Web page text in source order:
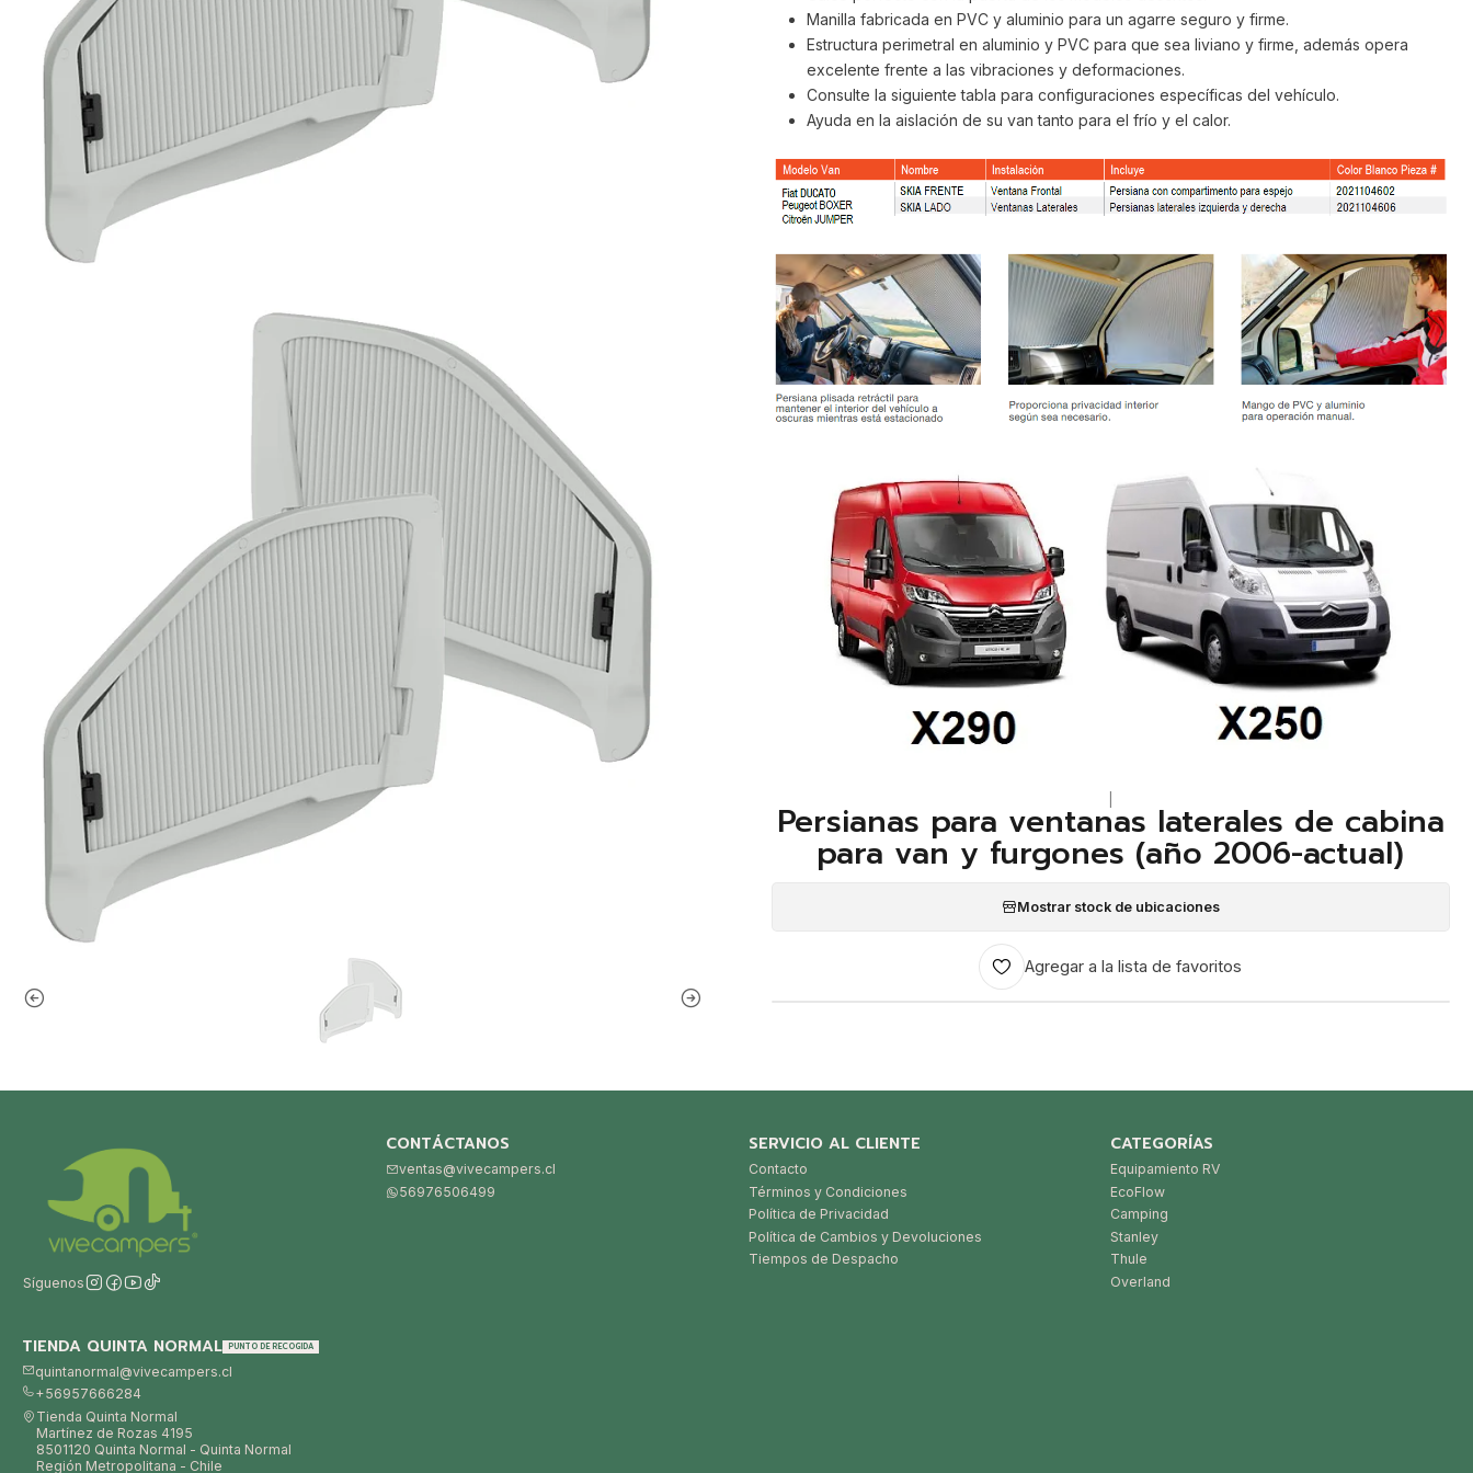
Manilla fabricada en PVC y aluminio para un agarre seguro y firme.
Estructura perimetral en aluminio y PVC para que sea liviano y firme, además opera
excelente frente a las vibraciones y deformaciones.
Consulte la siguiente tabla para configuraciones específicas del vehículo.
Ayuda en la aislación de su van tanto para el frío y el calor.
Persianas para ventanas laterales de cabina
para van y furgones (año 2006-actual)
Mostrar stock de ubicaciones
Agregar a la lista de favoritos
Síguenos
CONTÁCTANOS
ventas@vivecampers.cl
56976506499
SERVICIO AL CLIENTE
Contacto
Términos y Condiciones
Política de Privacidad
Política de Cambios y Devoluciones
Tiempos de Despacho
CATEGORÍAS
Equipamiento RV
EcoFlow
Camping
Stanley
Thule
Overland
TIENDA QUINTA NORMAL PUNTO DE RECOGIDA
quintanormal@vivecampers.cl
+56957666284
Tienda Quinta Normal
Martínez de Rozas 4195
8501120 Quinta Normal - Quinta Normal
Región Metropolitana - Chile